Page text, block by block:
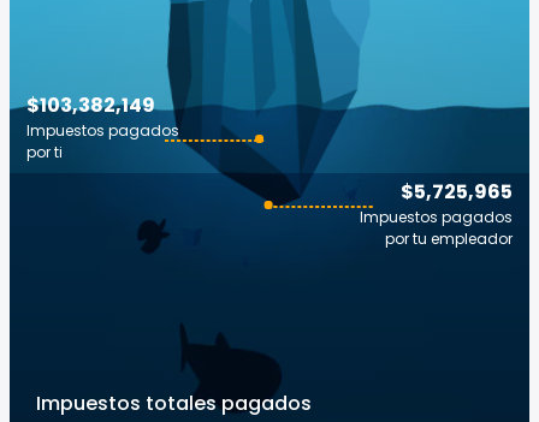
$5,725,965
Impuestos pagados
por tu empleador
$103,382,149
Impuestos pagados
por ti
Impuestos totales pagados